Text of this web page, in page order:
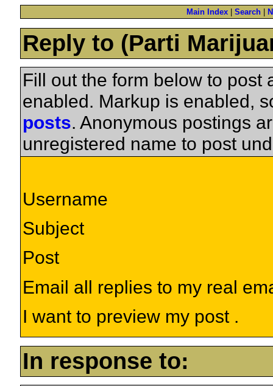
Main Index Search
Reply to (Parti
Fill out the form below to post
enabled. Markup is enabled,
posts. Anonymous postings
unregistered name to post
Username
Subject
Post
Email all replies to my real
I want to preview my post .
In response to: